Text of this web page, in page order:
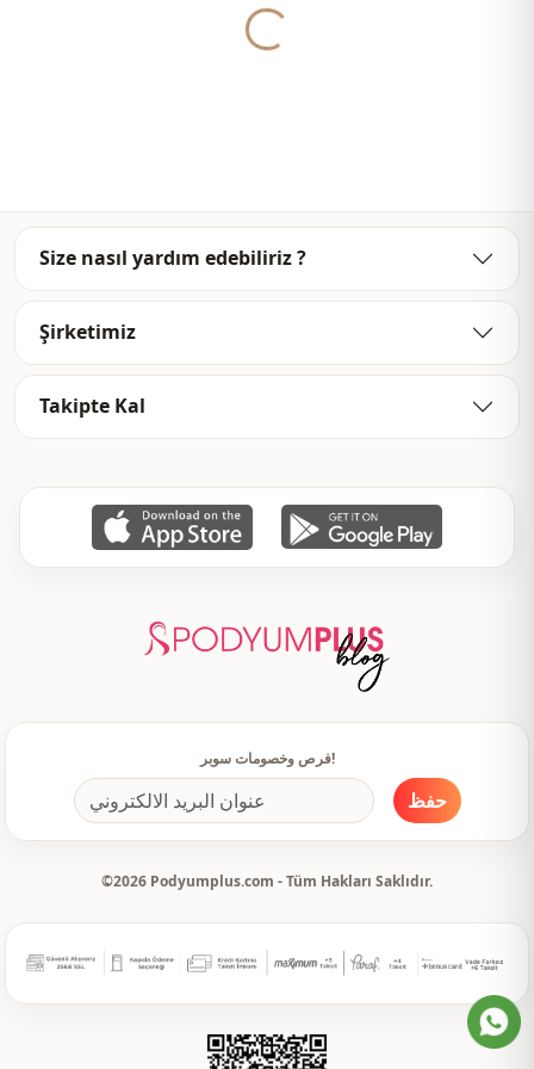
Yukleniyor...
Size nasıl yardım edebiliriz ?
Şirketimiz
Takipte Kal
فرص وخصومات سوبر!
حفظ
©2026 Podyumplus.com - Tüm Hakları Saklıdır.